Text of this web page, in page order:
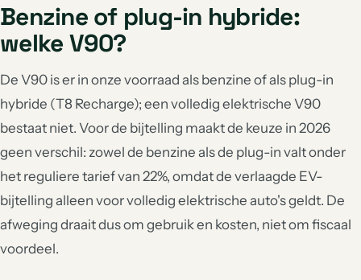
Benzine of plug-in hybride:
welke V90?
De V90 is er in onze voorraad als benzine of als plug-in
hybride (T8 Recharge); een volledig elektrische V90
bestaat niet. Voor de bijtelling maakt de keuze in 2026
geen verschil: zowel de benzine als de plug-in valt onder
het reguliere tarief van 22%, omdat de verlaagde EV-
bijtelling alleen voor volledig elektrische auto's geldt. De
afweging draait dus om gebruik en kosten, niet om fiscaal
voordeel.